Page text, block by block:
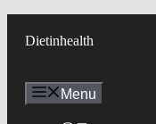
Dietinhealth
Menu